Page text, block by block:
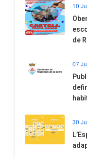
10
de
07
30